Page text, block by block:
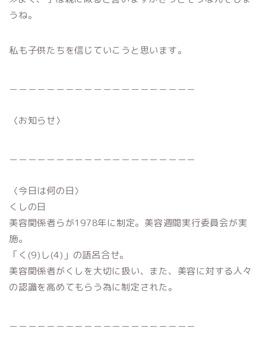
うね。
私も子供たちを信じていこうと思います。
〈お知らせ〉
〈今日は何の日〉
くしの日
美容関係者らが1978年に制定。美容週間実行委員会が実
施。
「く(9)し(4)」の語呂合せ。
美容関係者がくしを大切に扱い、また、美容に対する人々
の認識を高めてもらう為に制定された。